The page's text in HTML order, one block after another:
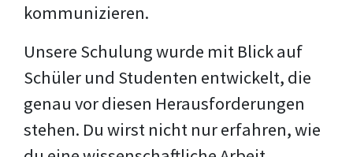
kommunizieren.
Unsere Schulung wurde mit Blick auf
Schüler und Studenten entwickelt, die
genau vor diesen Herausforderungen
stehen. Du wirst nicht nur erfahren, wie